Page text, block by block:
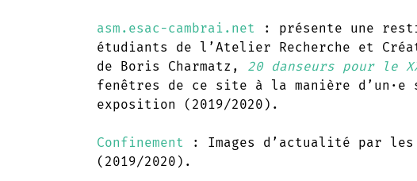
asm.esac-cambrai.net
: présente une
étudiants de l’Atelier Recherche et
de Boris Charmatz, 20 danseurs pour le
fenêtres de ce site à la manière
exposition (2019/2020).
Confinement
: Images d’actualité par les
(2019/2020).